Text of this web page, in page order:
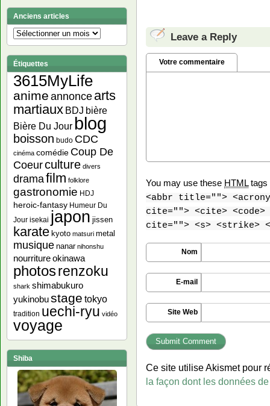
Leave a Reply
Votre commentaire
You may use these HTMLtags
<abbr title="">
cite=""> <cite> <code>
cite=""> <s> <strike>
Nom
E-mail
Site Web
Ce site utilise Akismet pour
la façon dont les données
Anciens articles
Anciens
articles
Étiquettes
3615MyLife
anime annonce arts
martiaux BDJ bière
Bière Du Jour blog
boisson budo CDC
cinéma comédie Coup De
Coeurculture divers
dramafilm folklore
gastronomie HDJ
heroic-fantasy Humeur Du
Jour isekai japon jissen
karate kyoto matsuri metal
musique nanar nihonshu
nourritureokinawa
photosrenzoku
shark shimabukuro
yukinobustage tokyo
tradition uechi-ryu vidéo
voyage
Shiba